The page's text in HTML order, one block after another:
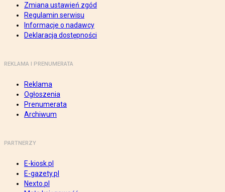
Zmiana ustawień zgód
Regulamin serwisu
Informacje o nadawcy
Deklaracja dostępności
REKLAMA I PRENUMERATA
Reklama
Ogłoszenia
Prenumerata
Archiwum
PARTNERZY
E-kiosk.pl
E-gazety.pl
Nexto.pl